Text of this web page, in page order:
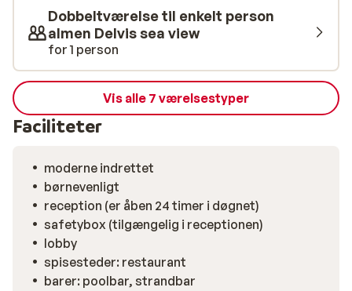
stranden. Efter en dag fyldt med sol og oplevelser kan
du afslutte med en lækker middag i hotellets
buffetrestaurant, eller opleve autentisk græsk
madlavning i den græske taverna.
Dobbeltværelse til enkelt person
almen Delvis sea view
for 1 person
Vis alle 7 værelsestyper
Faciliteter
moderne indrettet
børnevenligt
reception (er åben 24 timer i døgnet)
safetybox (tilgængelig i receptionen)
lobby
spisesteder: restaurant
barer: poolbar, strandbar